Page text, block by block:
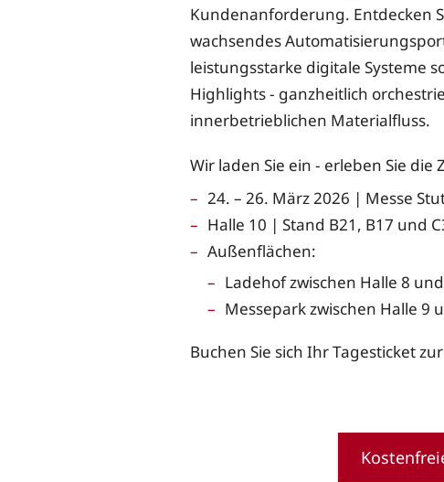
Kundenanforderung. Entdecken
wachsendes
leistungsstarke digitale Systeme
Highlights - ganzheitlich
innerbetrieblichen Materialfluss.
Wir laden Sie ein - erleben Sie
24. – 26. März 2026 | Messe
Halle 10 | Stand B21, B17 und
Außenflächen:
Ladehof zwischen Halle 8
Messepark zwischen Halle 9
Buchen Sie sich Ihr Tagesticket